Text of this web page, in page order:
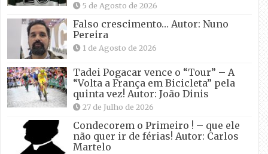
5 de Agosto de 2026
Falso crescimento… Autor: Nuno
Pereira
1 de Agosto de 2026
Tadei Pogacar vence o “Tour” – A
“Volta a França em Bicicleta” pela
quinta vez! Autor: João Dinis
27 de Julho de 2026
Condecorem o Primeiro ! – que ele
não quer ir de férias! Autor: Carlos
Martelo